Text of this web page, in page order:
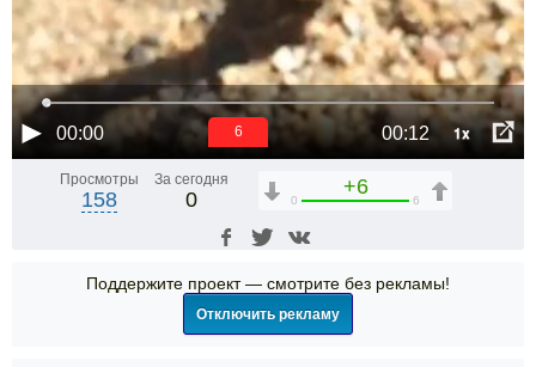
00:00 00:12 1x
6
Просмотры
158
За сегодня
0
+6
0 6
Поддержите проект — смотрите без рекламы!
Отключить рекламу